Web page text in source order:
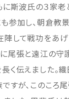
に斯波氏の３家老
参加し、朝倉教
して戦功をあげ
尾張と遠江の守
く伝えました。
すが、このころ